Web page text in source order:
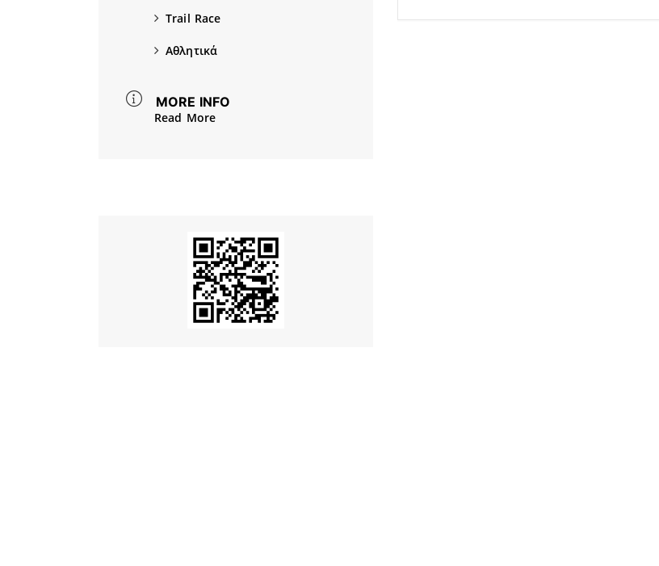
Trail Race
Αθλητικά
MORE INFO
Read More